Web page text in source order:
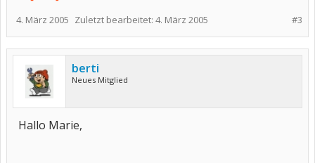
#3
4. März 2005 Zuletzt bearbeitet: 4. März 2005
berti
Neues Mitglied
Hallo Marie,